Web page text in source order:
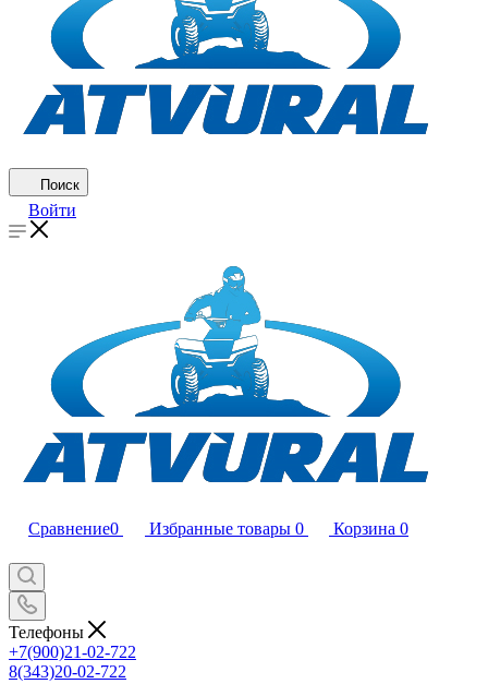
Поиск
Войти
Сравнение0 Избранные товары 0 Корзина 0
Телефоны
+7(900)21-02-722
8(343)20-02-722